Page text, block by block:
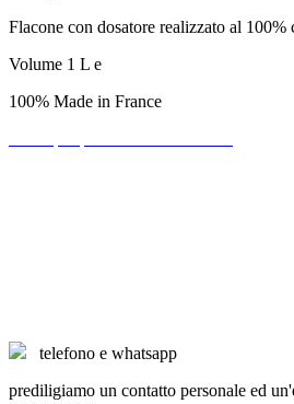
Flacone con dosatore realizzato al 100%
Volume 1 L e
100% Made in France
telefono e whatsapp
prediligiamo un contatto personale ed